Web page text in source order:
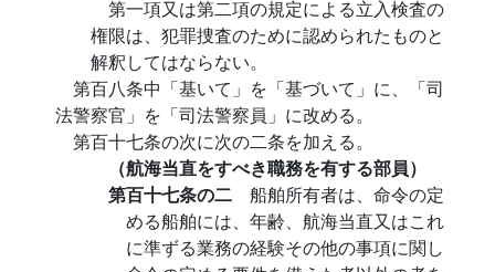
第一項又は第二項の規定による立入検査の
権限は、犯罪捜査のために認められたものと
解釈してはならない。
第百八条中「基いて」を「基づいて」に、「司
法警察官」を「司法警察員」に改める。
第百十七条の次に次の二条を加える。
（航海当直をすべき職務を有する部員）
第百十七条の二 船舶所有者は、命令の定
める船舶には、年齢、航海当直又はこれ
に準ずる業務の経験その他の事項に関し